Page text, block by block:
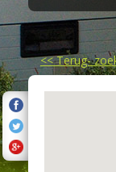
<<Terug-